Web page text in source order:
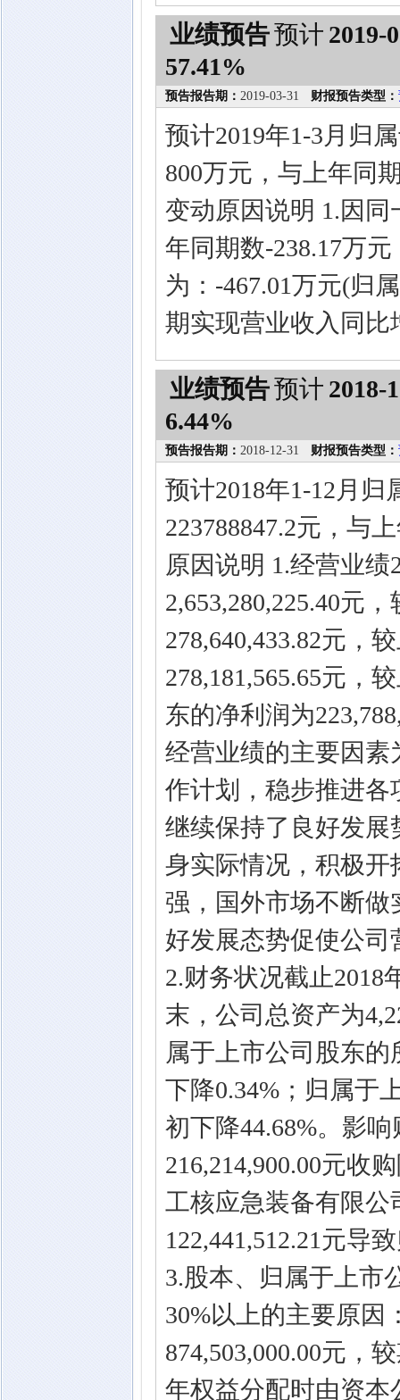
业绩预告预计 2019-
57.41%
预告报告期： 2019-03-31 财报预告类型：
预计2019年1-3月归
800万元，与上年同
变动原因说明 1.因
年同期数-238.17万
为：-467.01万元(归
期实现营业收入同
业绩预告预计 2018-
6.44%
预告报告期： 2018-12-31 财报预告类型：
预计2018年1-12月
223788847.2元，与
原因说明 1.经营业
2,653,280,225.40元
278,640,433.82元，
278,181,565.65元，
东的净利润为
经营业绩的主要因素
作计划，稳步推进
继续保持了良好发
身实际情况，积极
强，国外市场不断
好发展态势促使公
2.财务状况截止2018
末，公司总资产为
属于上市公司股东的
下降0.34%；归属于
初下降44.68%。影
216,214,900.00元收
工核应急装备有限公
122,441,512.21元导
3.股本、归属于上市
30%以上的主要原因
874,503,000.00元，
年权益分配时由资本